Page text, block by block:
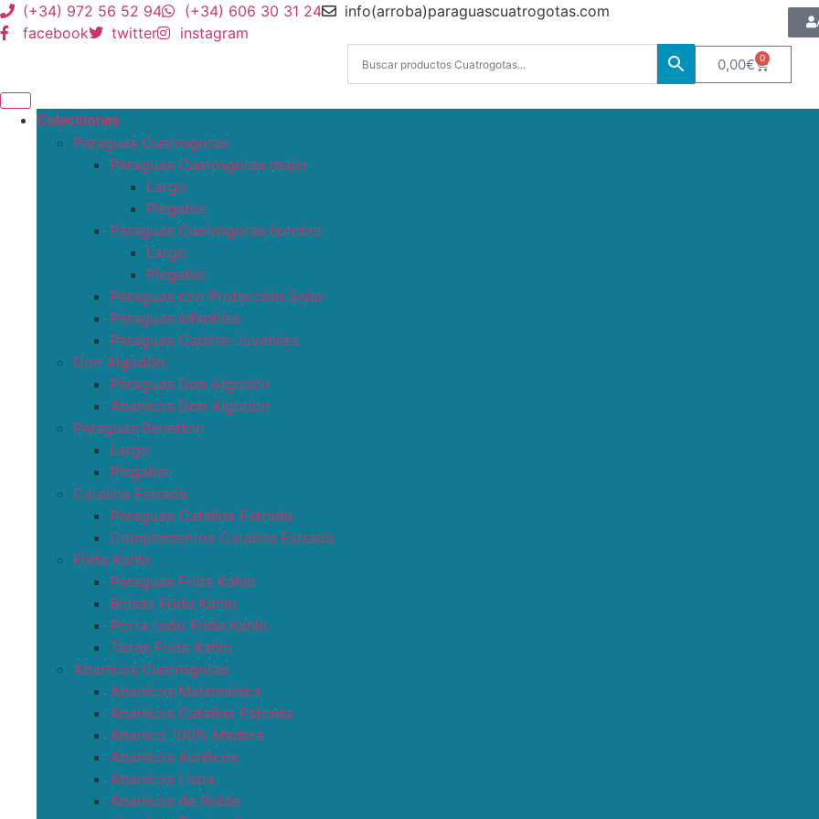
(+34) 972 56 52 94 (+34) 606 30 31 24
info(arroba)paraguascuatrogotas.com
facebook
twitter instagram
0,00€ 0
Colecciones
Paraguas Cuatrogotas
Paraguas Cuatrogotas mujer
Largo
Plegable
Paraguas Cuatrogotas hombre
Largo
Plegable
Paraguas con Protección Solar
Paraguas infantiles
Paraguas Cadete-Juveniles
Don Algodón
Paraguas Don Algodón
Abanicos Don Algodon
Paraguas Benetton
Largo
Plegable
Catalina Estrada
Paraguas Catalina Estrada
Complementos Catalina Estrada
Frida Kahlo
Paraguas Frida Kahlo
Bolsas Frida Kahlo
Porta todo Frida Kahlo
Tazas Frida Kahlo
Abanicos Cuatrogotas
Abanicos Malamalaka
Abanicos Catalina Estrada
Abanico 100% Madera
Abanicos Acrílicos
Abanicos Lisos
Abanicos de Roble